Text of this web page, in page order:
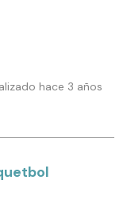
hace 3 años